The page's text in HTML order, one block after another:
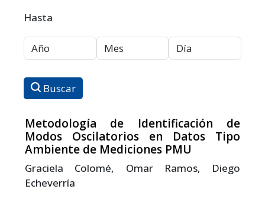
Hasta
Buscar
Metodología de Identificación de
Modos Oscilatorios en Datos Tipo
Ambiente de Mediciones PMU
Graciela Colomé, Omar Ramos, Diego
Echeverría